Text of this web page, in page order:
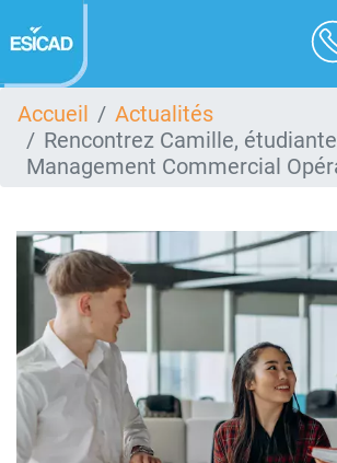
au
contenu
Accueil
Actualités
Rencontrez Camille,
Management Commercial